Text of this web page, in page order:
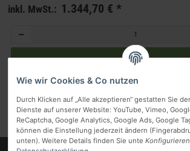
inkl. MwSt.: 1.344,70 €*
Artikel 1 - 3 von 3
Wie wir Cookies & Co nutzen
Durch Klicken auf „Alle akzeptieren“ gestatten Sie
Dienste auf unserer Website: YouTube, Vimeo,
ReCaptcha, Google Analytics, Google Ads, Google
können die Einstellung jederzeit ändern
unten). Weitere Details finden Sie unte Konfigurieren